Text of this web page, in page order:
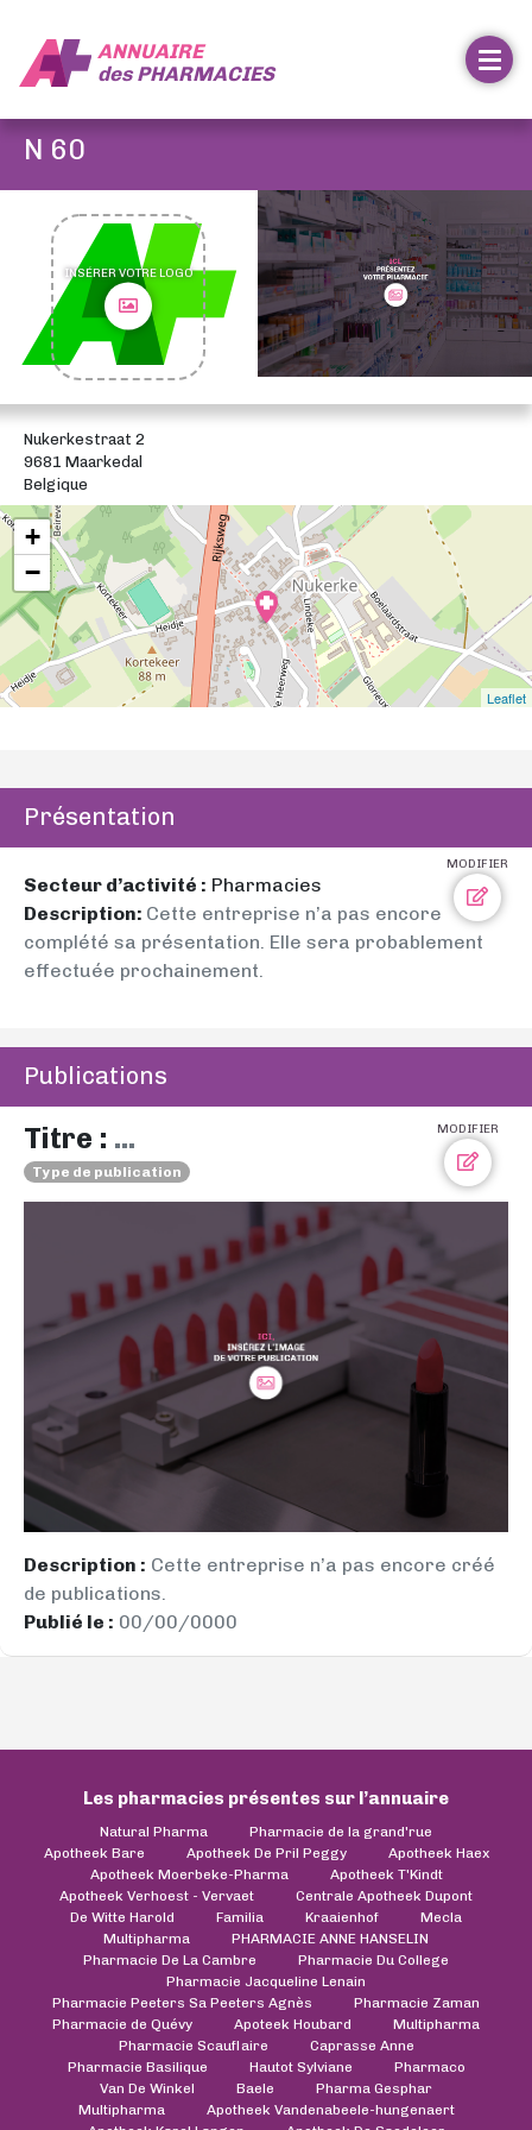
ANNUAIRE
desPHARMACIES
N 60
INSÉRER VOTRE LOGO
Nukerkestraat 2
9681 Maarkedal
Belgique
+
−
Leaflet
Présentation
MODIFIER
Secteur d’activité : Pharmacies
Description: Cette entreprise n’a pas encore
complété sa présentation. Elle sera probablement
effectuée prochainement.
Publications
MODIFIER
Titre : ...
Type de publication
Description : Cette entreprise n’a pas encore créé
de publications.
Publié le : 00/00/0000
Les pharmacies présentes sur l’annuaire
Natural Pharma
Pharmacie de la grand'rue
Apotheek Bare
Apotheek De Pril Peggy
Apotheek Haex
Apotheek Moerbeke-Pharma
Apotheek T'Kindt
Apotheek Verhoest - Vervaet
Centrale Apotheek Dupont
De Witte Harold
Familia Kraaienhof
Mecla
Multipharma
PHARMACIE ANNE HANSELIN
Pharmacie De La Cambre
Pharmacie Du College
Pharmacie Jacqueline Lenain
Pharmacie Peeters Sa Peeters Agnès
Pharmacie Zaman
Pharmacie de Quévy
Apoteek Houbard
Multipharma
Pharmacie Scauflaire
Caprasse Anne
Pharmacie Basilique
Hautot Sylviane
Pharmaco
Van De Winkel
Baele
Pharma Gesphar
Multipharma
Apotheek Vandenabeele-hungenaert